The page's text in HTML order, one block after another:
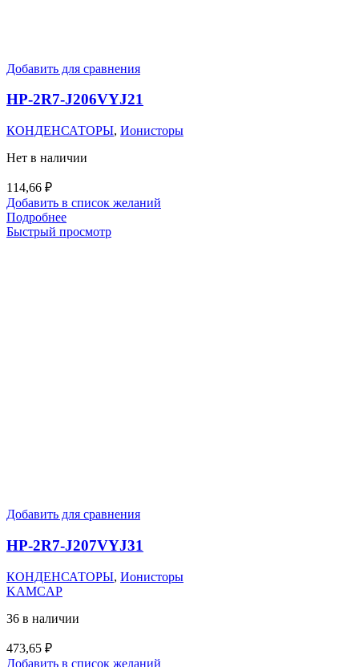
Добавить для сравнения
HP-2R7-J206VYJ21
КОНДЕНСАТОРЫ, Ионисторы
Нет в наличии
114,66 ₽
Добавить в список желаний
Подробнее
Быстрый просмотр
Добавить для сравнения
HP-2R7-J207VYJ31
КОНДЕНСАТОРЫ, Ионисторы
KAMCAP
36 в наличии
473,65 ₽
Добавить в список желаний